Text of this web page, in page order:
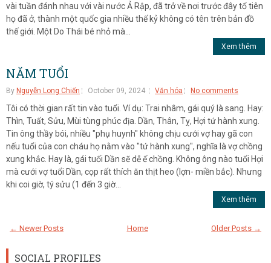
vài tuần đánh nhau với vài nước Ả Rập, đã trở về nơi trước đây tổ tiên
họ đã ở, thành một quốc gia nhiều thế kỷ không có tên trên bản đồ
thế giới. Một Do Thái bé nhỏ mà...
Xem thêm
NĂM TUỔI
By Nguyễn Long Chiến October 09, 2024 Văn hóa No comments
Tôi có thời gian rất tin vào tuổi. Ví dụ: Trai nhâm, gái quý là sang. Hay:
Thìn, Tuất, Sửu, Mùi tùng phúc địa. Dần, Thân, Tỵ, Hợi tứ hành xung.
Tin ông thầy bói, nhiều "phụ huynh" không chịu cưới vợ hay gã con
nếu tuổi của con cháu họ nằm vào "tứ hành xung", nghĩa là vợ chồng
xung khắc. Hay là, gái tuổi Dần sẽ dễ ế chồng. Không ông nào tuổi Hợi
mà cưới vợ tuổi Dần, cọp rất thích ăn thịt heo (lợn- miền bắc). Nhưng
khi coi giờ, tý sửu (1 đến 3 giờ...
Xem thêm
← Newer Posts Older Posts →
Home
SOCIAL PROFILES